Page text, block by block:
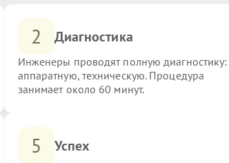
2 Диагностика
Инженеры проводят полную диагностику:
аппаратную, техническую. Процедура
занимает около 60 минут.
5 Успех